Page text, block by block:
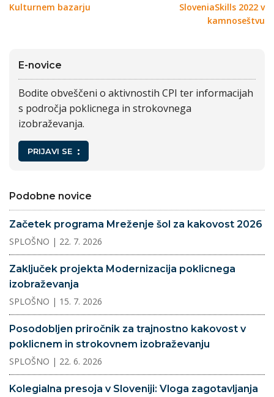
Kulturnem bazarju
SloveniaSkills 2022 v
kamnoseštvu
E-novice
Bodite obveščeni o aktivnostih CPI ter informacijah
s področja poklicnega in strokovnega
izobraževanja.
PRIJAVI SE
Podobne novice
Začetek programa Mreženje šol za kakovost 2026
SPLOŠNO | 22. 7. 2026
Zaključek projekta Modernizacija poklicnega
izobraževanja
SPLOŠNO | 15. 7. 2026
Posodobljen priročnik za trajnostno kakovost v
poklicnem in strokovnem izobraževanju
SPLOŠNO | 22. 6. 2026
Kolegialna presoja v Sloveniji: Vloga zagotavljanja